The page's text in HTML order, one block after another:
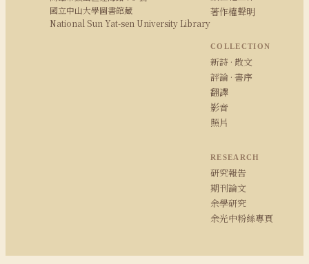
國立中山大學圖書館藏
National Sun Yat-sen University Library
著作權聲明
COLLECTION
新詩 · 散文
評論 · 書序
翻譯
影音
照片
RESEARCH
研究報告
期刊論文
余學研究
余光中粉絲專頁